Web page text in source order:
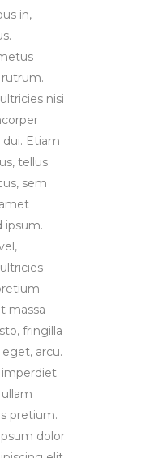
in,
nisi
Etiam
tellus
sem
ipsum.
massa
fringilla
arcu.
imperdiet
pretium.
dolor